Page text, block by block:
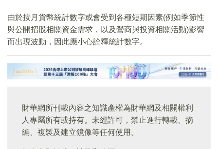
由於按月貨幣統計數字或會受到各種短期因素(例如季節性
與公開招股相關資金需求，以及營商與投資相關活動)影響
而出現波動，因此應小心詮釋統計數字。
財華網所刊載內容之知識產權為財華網及相關權利
人專屬所有或持有。未經許可，禁止進行轉載、摘
編、複製及建立鏡像等任何使用。